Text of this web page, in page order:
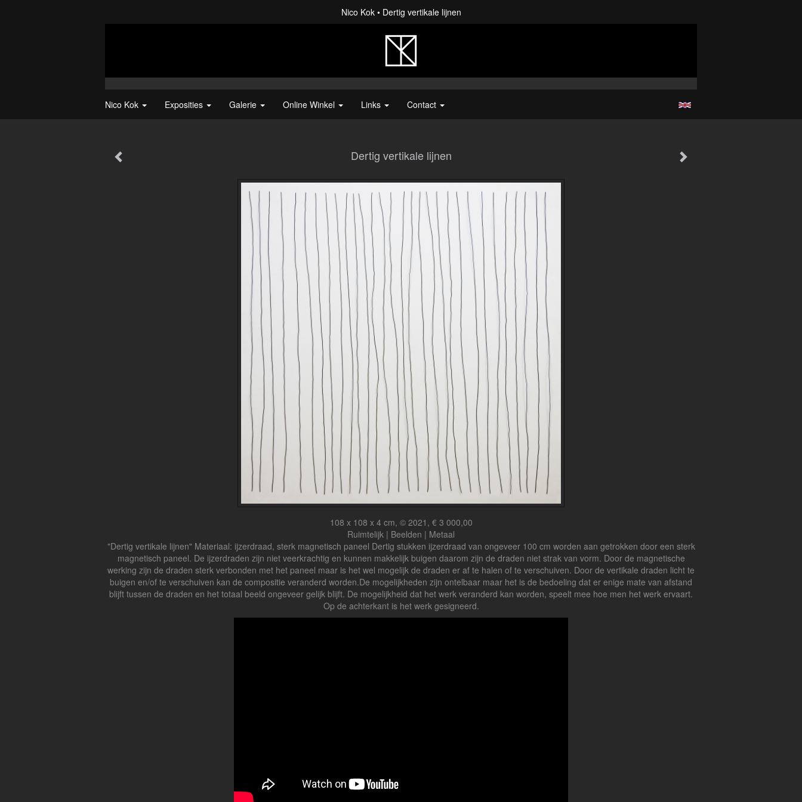
Nico Kok Dertig vertikale lijnen
Nico Kok Exposities Galerie Online Winkel Links Contact
Dertig vertikale lijnen
108 x 108 x 4 cm, © 2021, € 3 000,00
Ruimtelijk | Beelden | Metaal
"Dertig vertikale lijnen" Materiaal: ijzerdraad, sterk magnetisch paneel Dertig stukken ijzerdraad van ongeveer 100 cm worden aan getrokken door een sterk
magnetisch paneel. De ijzerdraden zijn niet veerkrachtig en kunnen makkelijk buigen daarom zijn de draden niet strak van vorm. Door de magnetische
werking zijn de draden sterk verbonden met het paneel maar is het wel mogelijk de draden er af te halen of te verschuiven. Door de vertikale draden licht te
buigen en/of te verschuiven kan de compositie veranderd worden.De mogelijkheden zijn ontelbaar maar het is de bedoeling dat er enige mate van afstand
blijft tussen de draden en het totaal beeld ongeveer gelijk blijft. De mogelijkheid dat het werk veranderd kan worden, speelt mee hoe men het werk ervaart.
Op de achterkant is het werk gesigneerd.